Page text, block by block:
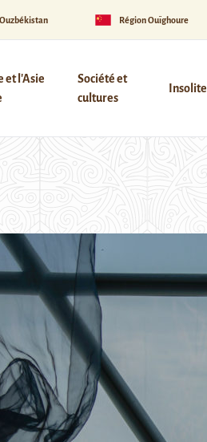
Ouzbékistan Région Ouïghoure
et l'Asie
Société et
cultures
Insolite